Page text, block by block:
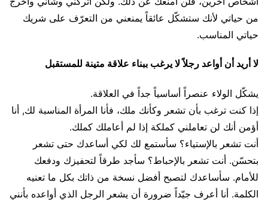
من حياتي لأنك ستشكّل عائقاً يمنعني من التعرّف على شريك
حياتي المناسب.
لا أريد أن أواعد رجلاً لا يرغب ببناء علاقة متينة للمستقبل
يشكّل الولاء عنصراً أساسياً جداً في العلاقة.
إذا كنت ترغب بأن تشعر وكأنك ملك، فأنا المرأة المناسبة لك, أنا
أؤمن أنك لن تعاملني كملكة إذا لم أعاملك كملك.
أنت تشعر بالإستياء؟ سأستمع لك لكي أساعدك حتى تشعر
بتحسّن. أنت تشعر بالإحباط؟ سأجد طرقاً لتحفيزك ودفعك
للأمام. سأساعدك لتصبح أفضل نسخة من ذاتك بكل ما تعنيه
الكلمة. أنا أعرف جيّداً ضرورة أن يشعر الرجل الذي أواعده بأنني